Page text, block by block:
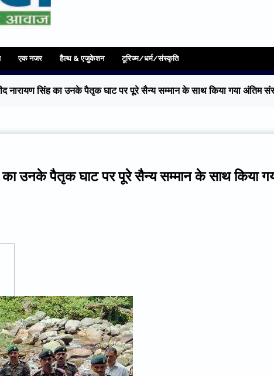
एक नजर हैल्थ & एजुकेशन टूरिज्म/धर्म/संस्कृति
नारायण सिंह का उनके पैतृक घाट पर पूरे सैन्य सम्मान के साथ किया गया अंतिम
का उनके पैतृक घाट पर पूरे सैन्य सम्मान के साथ किया